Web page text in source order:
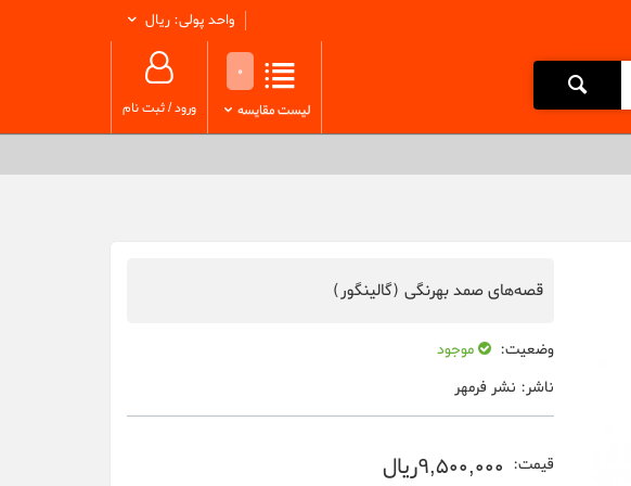
واحد پولی: ریال
ورود/ثبت نام
0
لیست مقایسه
قصه‌های صمد بهرنگی (گالینگور)
وضعیت:
موجود
ناشر: نشر فرمهر
قیمت: 9,500,000ریال